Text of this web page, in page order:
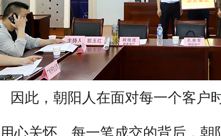
因此， 朝阳 人在面对每一个客户
用心关怀。每一笔成交的背后， 朝